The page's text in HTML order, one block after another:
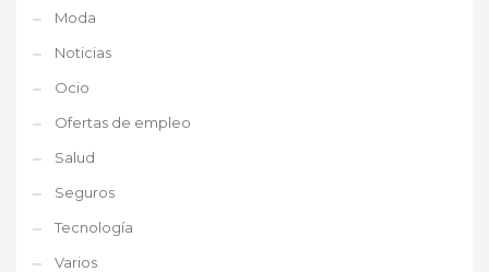
Moda
Noticias
Ocio
Ofertas de empleo
Salud
Seguros
Tecnología
Varios